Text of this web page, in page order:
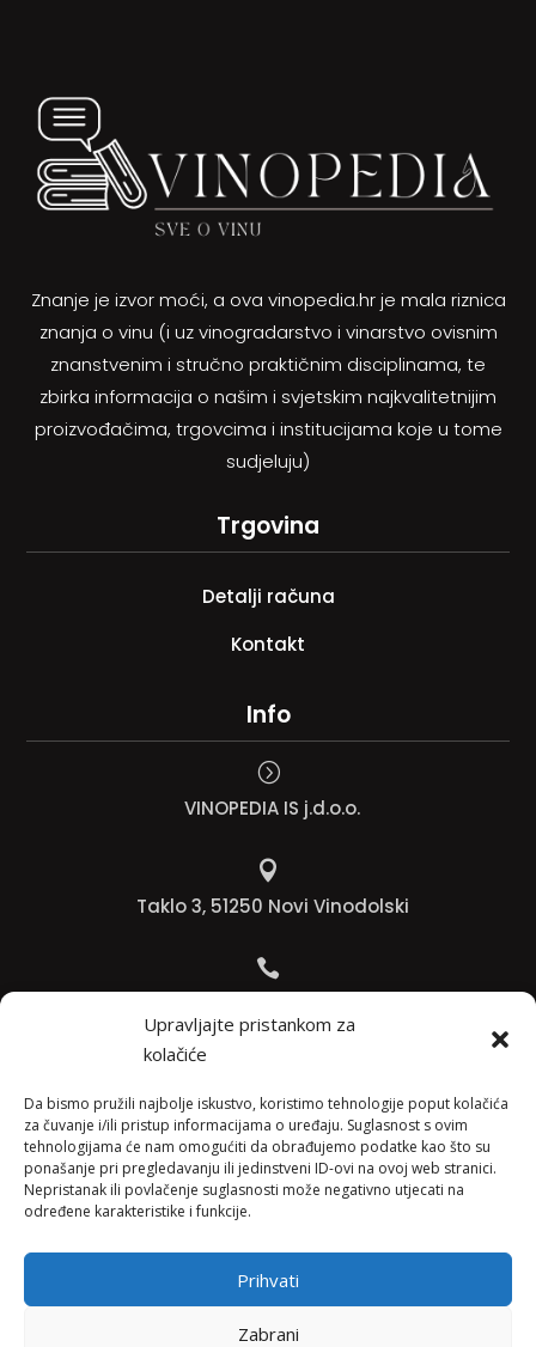
Upravljajte pristankom za
kolačiće
Da bismo pružili najbolje iskustvo, koristimo tehnologije poput kolačića
za čuvanje i/ili pristup informacijama o uređaju. Suglasnost s ovim
tehnologijama će nam omogućiti da obrađujemo podatke kao što su
ponašanje pri pregledavanju ili jedinstveni ID-ovi na ovoj web stranici.
Nepristanak ili povlačenje suglasnosti može negativno utjecati na
određene karakteristike i funkcije.
Prihvati
Zabrani
Znanje je izvor moći, a ova vinopedia.hr je mala riznica
znanja o vinu (i uz vinogradarstvo i vinarstvo ovisnim
znanstvenim i stručno praktičnim disciplinama, te
zbirka informacija o našim i svjetskim najkvalitetnijim
proizvođačima, trgovcima i institucijama koje u tome
sudjeluju)
Trgovina
Detalji računa
Kontakt
Info
=
VINOPEDIA IS j.d.o.o.

Taklo 3, 51250 Novi Vinodolski

Jadranko +385 91 501 4218

info@vinopedia.hr
© 2023, Vinopedia, sva prava sadržana / Web by
Negactive